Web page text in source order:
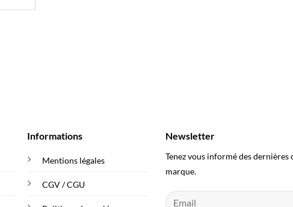
Informations
Mentions légales
CGV / CGU
Newsletter
Tenez vous informé des dernières
marque.